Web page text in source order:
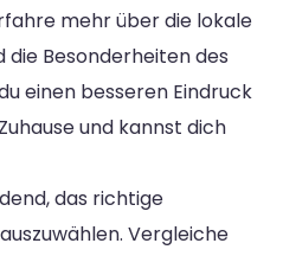
mehr über die lokale
die Besonderheiten des
einen besseren Eindruck
und kannst dich
das richtige
Vergleiche